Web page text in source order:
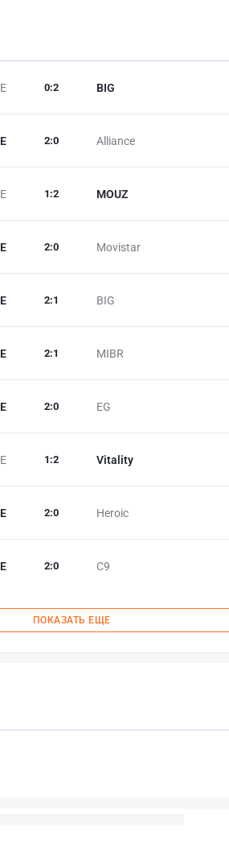
BIG
0:2
Alliance
2:0
MOUZ
1 :2
Movistar
2:0
BIG
2:1
MIBR
2:1
EG
2:0
Vitality
1 :2
Heroic
2:0
C9
2:0
ПОКАЗАТЬ ЕЩЕ